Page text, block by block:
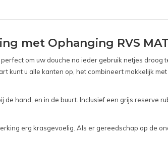
met Ophanging RVS
om uw douche na ieder gebruik netjes
kunt u alle kanten op, het combineert makkelijk
de hand, en in de buurt. Inclusief een grijs reserve
erg krasgevoelig. Als er gereedschap op de